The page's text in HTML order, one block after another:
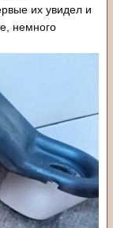
их увидел и
немного